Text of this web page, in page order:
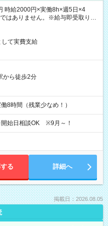
給2000円×実働8h×週5日×4
はありません。※給与即受取りサ
て実費支給
から徒歩2分
8時間（残業少なめ！）
始日相談OK ※9月～！
る 詳細へ
掲載日：2026.08.05